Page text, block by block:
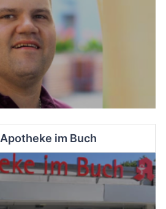
Apotheke im Buch